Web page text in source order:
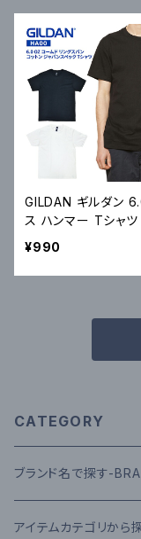
GILDAN ギルダン
ス ハンマー Tシャ
er 6.0 oz Short
ソー トップス 無地T
¥990
CATEGORY
ブランド名で探す-
A-H
アイテムカテゴリから